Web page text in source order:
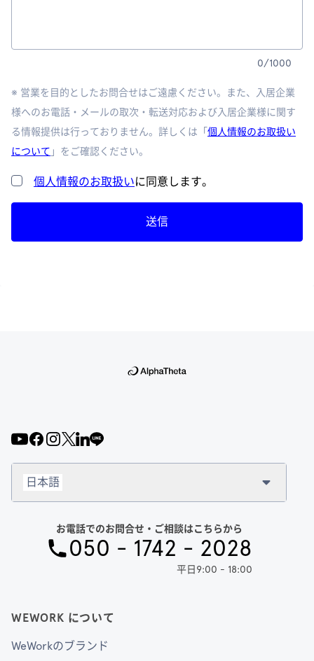
0/1000
※ 営業を目的としたお問合せはご遠慮ください。また、入居企業
様へのお電話・メールの取次・転送対応および入居企業様に関す
る情報提供は行っておりません。詳しくは「 個人情報のお取扱い
について 」をご確認ください。
個人情報のお取扱いに同意します。
送信
WEWORK について
WeWorkのブランド
お電話でのお問合せ・ご相談はこちらから
050 - 1742 - 2028
平日9:00 - 18:00
日本語